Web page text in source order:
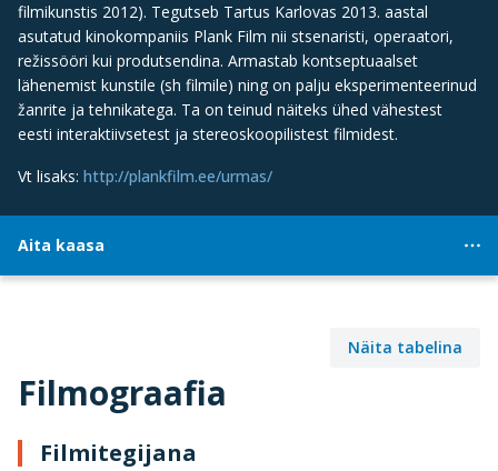
filmikunstis 2012). Tegutseb Tartus Karlovas 2013. aastal
asutatud kinokompaniis Plank Film nii stsenaristi, operaatori,
režissööri kui produtsendina. Armastab kontseptuaalset
lähenemist kunstile (sh filmile) ning on palju eksperimenteerinud
žanrite ja tehnikatega. Ta on teinud näiteks ühed vähestest
eesti interaktiivsetest ja stereoskoopilistest filmidest.
Vt lisaks: http://plankfilm.ee/urmas/
Aita kaasa
Filmograafia
Näita tabelina
Filmitegijana